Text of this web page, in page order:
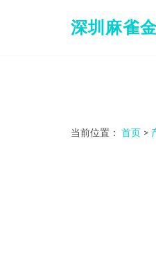
深圳麻雀
当前位置： 首页 >